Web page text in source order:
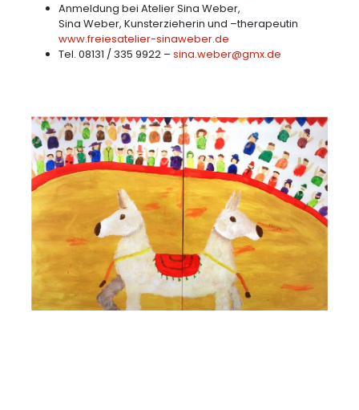
Anmeldung bei Atelier Sina Weber,
Sina Weber, Kunsterzieherin und –therapeutin
www.freiesatelier-sinaweber.de
Tel. 08131 / 335 9922 –sina.weber@gmx.de